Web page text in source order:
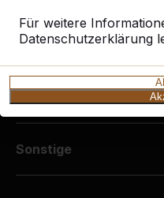
Für weitere
Datenschutzerklärung
Kundenservice
Sonstige